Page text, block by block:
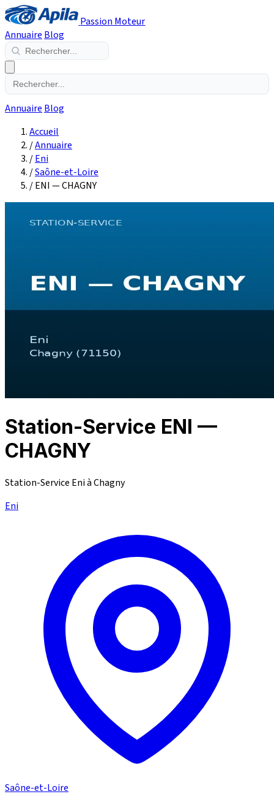
Passion Moteur
Annuaire Blog
Annuaire Blog
Accueil
/Annuaire
/Eni
/Saône-et-Loire
/ENI — CHAGNY
Station-Service ENI —
CHAGNY
Station-Service Eni à Chagny
Eni
Saône-et-Loire